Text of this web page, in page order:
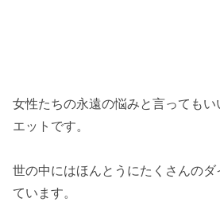
女性たちの永遠の悩みと言っても
エットです。
世の中にはほんとうにたくさんの
ています。